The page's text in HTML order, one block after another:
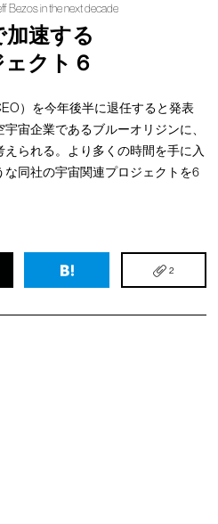
Bezos in the next decade
速する
クト６
）を今年後半に退任すると発表
宙企業であるブルーオリジンに、
られる。より多くの時間を手に入
同社の宇宙関連プロジェクトを6
2